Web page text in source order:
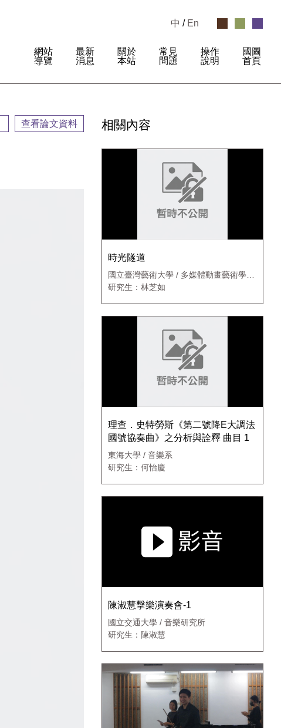
網站
導覽
最新
消息
關於
本站
常見
問題
操作
說明
國圖
首頁
中 / En
查看論文資料 相關內容
時光隧道
國立臺灣藝術大學 / 多媒體動畫藝術學系
新媒體藝術碩士班
研究生：林芝如
理查．史特勞斯《第二號降E大調法
國號協奏曲》之分析與詮釋 曲目 1
東海大學 / 音樂系
研究生：何怡慶
陳淑慧擊樂演奏會-1
國立交通大學 / 音樂研究所
研究生：陳淑慧